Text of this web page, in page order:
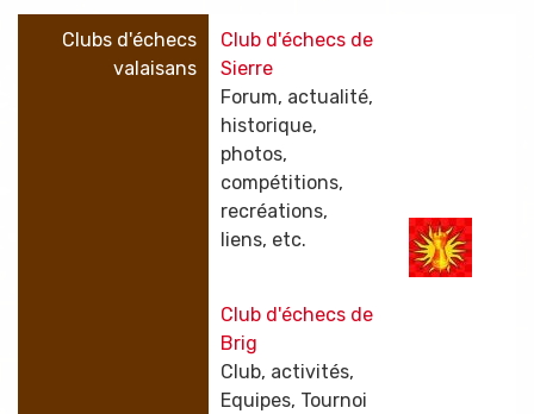
Clubs d'échecs
valaisans
Club d'échecs de
Sierre
Forum, actualité,
historique,
photos,
compétitions,
recréations,
liens, etc.
Club d'échecs de
Brig
Club, activités,
Equipes, Tournoi